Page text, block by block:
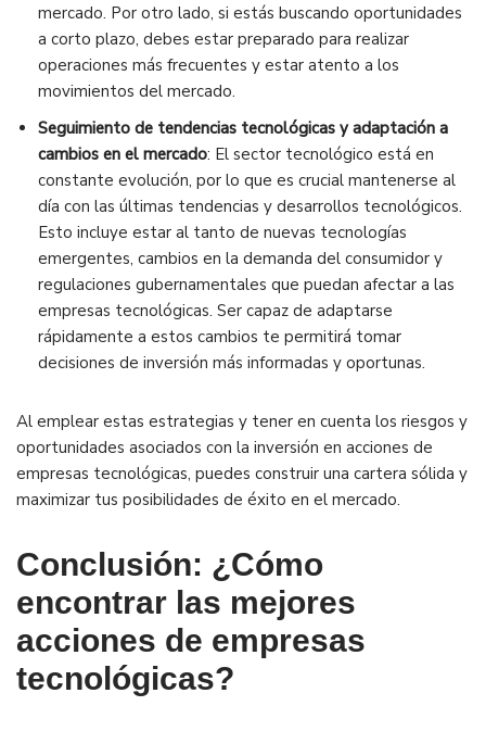
mercado. Por otro lado, si estás buscando oportunidades
a corto plazo, debes estar preparado para realizar
operaciones más frecuentes y estar atento a los
movimientos del mercado.
Seguimiento de tendencias tecnológicas y adaptación a
cambios en el mercado: El sector tecnológico está en
constante evolución, por lo que es crucial mantenerse al
día con las últimas tendencias y desarrollos tecnológicos.
Esto incluye estar al tanto de nuevas tecnologías
emergentes, cambios en la demanda del consumidor y
regulaciones gubernamentales que puedan afectar a las
empresas tecnológicas. Ser capaz de adaptarse
rápidamente a estos cambios te permitirá tomar
decisiones de inversión más informadas y oportunas.
Al emplear estas estrategias y tener en cuenta los riesgos y
oportunidades asociados con la inversión en acciones de
empresas tecnológicas, puedes construir una cartera sólida y
maximizar tus posibilidades de éxito en el mercado.
Conclusión: ¿Cómo
encontrar las mejores
acciones de empresas
tecnológicas?